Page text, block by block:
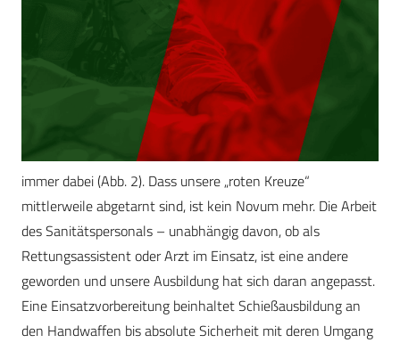
immer dabei (Abb. 2). Dass unsere „roten Kreuze“
mittlerweile abgetarnt sind, ist kein Novum mehr. Die Arbeit
des Sanitätspersonals – unabhängig davon, ob als
Rettungsassistent oder Arzt im Einsatz, ist eine andere
geworden und unsere Ausbildung hat sich daran angepasst.
Eine Einsatzvorbereitung beinhaltet Schießausbildung an
den Handwaffen bis absolute Sicherheit mit deren Umgang